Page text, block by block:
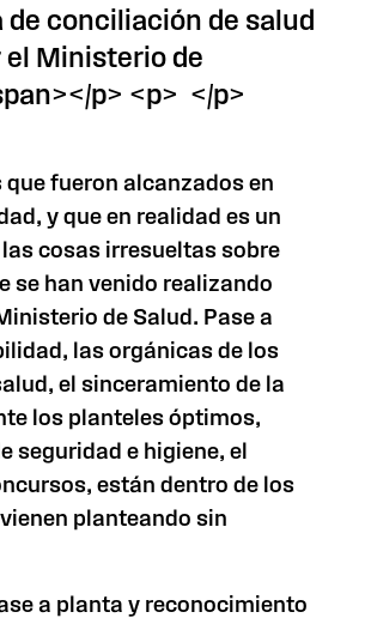
conciliación de salud
Ministerio de
p> <p> </p>
que fueron alcanzados en
y que en realidad es un
cosas irresueltas sobre
se han venido realizando
de Salud. Pase a
las orgánicas de los
el sinceramiento de la
los planteles óptimos,
seguridad e higiene, el
están dentro de los
planteando sin
a planta y reconocimiento